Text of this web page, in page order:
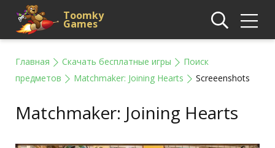
Toomky
Games
Главная Скачать бесплатные игры
Поиск
предметов
Matchmaker: Joining Hearts Screeenshots
Matchmaker: Joining Hearts